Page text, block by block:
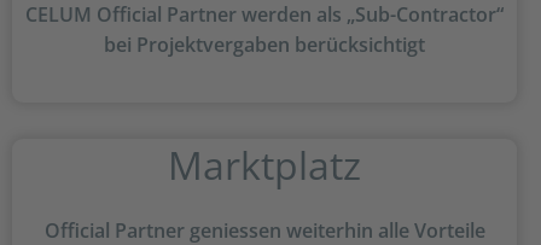
CELUM Official Partner werden als „Sub-Contractor“
bei Projektvergaben berücksichtigt
Marktplatz
Official Partner geniessen weiterhin alle Vorteile